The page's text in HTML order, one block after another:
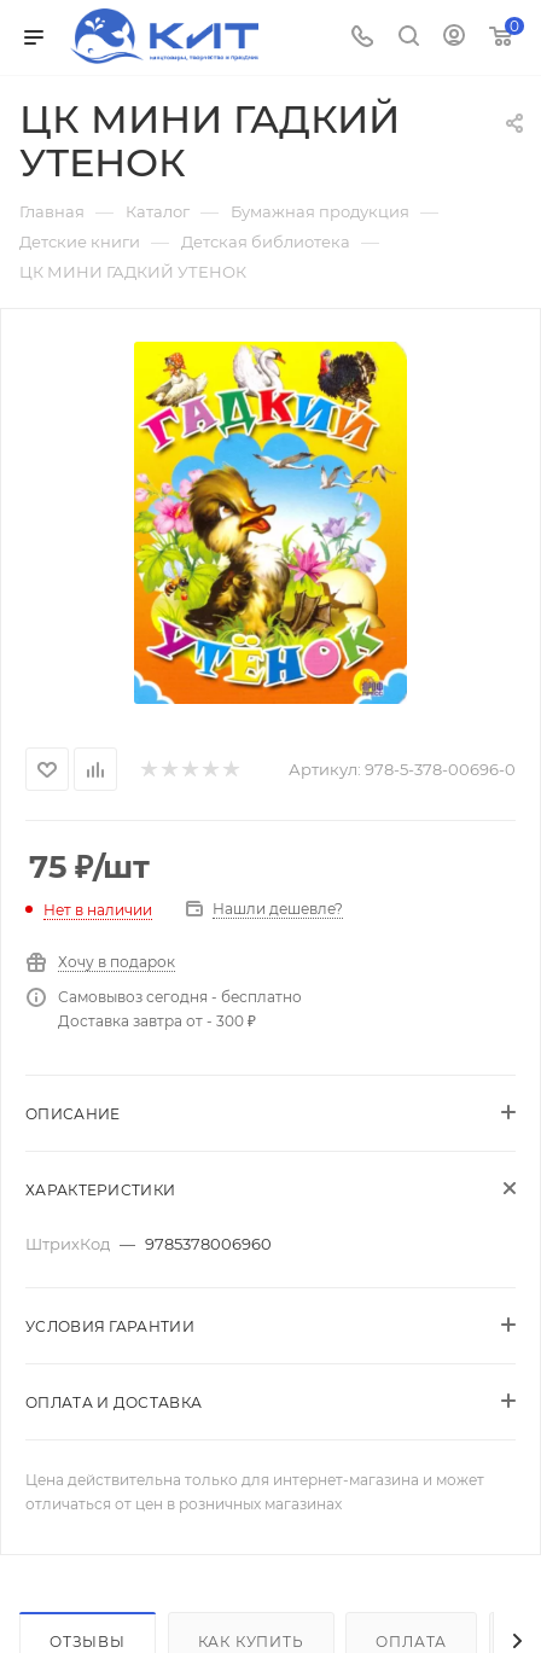
0
ЦК МИНИ ГАДКИЙ
УТЕНОК
Главная — Каталог — Бумажная продукция —
Детские книги — Детская библиотека —
ЦК МИНИ ГАДКИЙ УТЕНОК
Артикул: 978-5-378-00696-0
75 ₽/шт
Нет в наличии Нашли дешевле?
Хочу в подарок
Самовывоз сегодня - бесплатно
Доставка завтра от - 300 ₽
ОПИСАНИЕ
ХАРАКТЕРИСТИКИ
ШтрихКод — 9785378006960
УСЛОВИЯ ГАРАНТИИ
ОПЛАТА И ДОСТАВКА
Цена действительна только для интернет-магазина и может
отличаться от цен в розничных магазинах
ОТЗЫВЫ КАК КУПИТЬ ОПЛАТА